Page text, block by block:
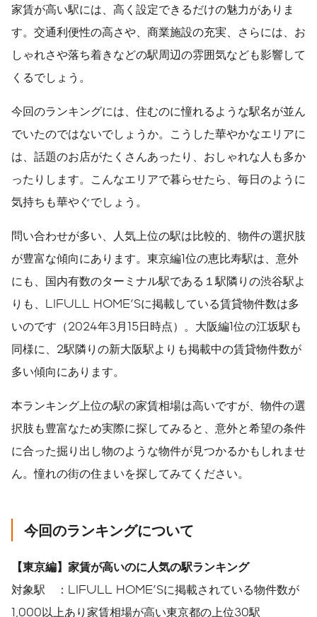
家賃が高い駅には、高く設定できるだけの魅力がありま
す。交通利便性の高さや、商業施設の充実、さらには、お
しゃれさや落ち着きなどの駅周辺の雰囲気なども影響して
くるでしょう。
今回のランキングには、住むのに憧れるような駅名が並ん
でいたのではないでしょうか。こうした華やかなエリアに
は、話題のお店がたくさんあったり、おしゃれな人も多か
ったりします。こんなエリアで暮らせたら、毎日のように
気持ちも華やぐでしょう。
問い合わせが多い、人気上位の駅は比較的、物件の選択肢
が豊富な傾向にあります。東京編1位の恵比寿駅は、意外
にも、国内有数のターミナル駅である１駅隣りの渋谷駅よ
りも、LIFULL HOME'Sに掲載している賃貸物件数は多
いのです（2024年3月15日時点）。大阪編1位の江坂駅も
同様に、2駅隣りの新大阪駅よりも掲載中の賃貸物件数が
多い傾向にあります。
本ランキング上位の駅の家賃相場は高いですが、物件の選
択肢も豊富なため実際に探してみると、意外と希望の条件
に合った掘り出し物のような物件が見つかるかもしれませ
ん。憧れの街の住まいを探してみてください。
今回のランキングについて
【東京編】家賃が高いのに人気の駅ランキング
対象駅 ：LIFULL HOME'Sに掲載されている物件数が
1,000以上あり家賃相場が高い東京都の上位30駅